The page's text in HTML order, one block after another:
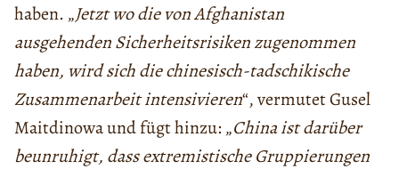
haben. „Jetzt wo die von Afghanistan
ausgehenden Sicherheitsrisiken zugenommen
haben, wird sich die chinesisch-tadschikische
Zusammenarbeit intensivieren“, vermutet Gusel
Maitdinowa und fügt hinzu: „China ist darüber
beunruhigt, dass extremistische Gruppierungen